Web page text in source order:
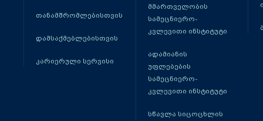
თანამშრომლებისთვის
დამსაქმებლებისთვის
კარიერული სერვისი
მმართველობის
სამეცნიერო-
კვლევითი ინსტიტუტი
ადამიანის
უფლებების
სამეცნიერო-
კვლევითი ინსტიტუტი
სწავლა სიცოცხლის